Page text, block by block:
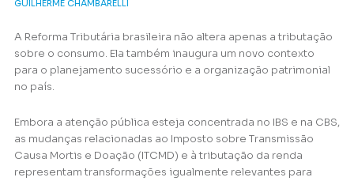
GUILHERME CHAMBARELLI
A Reforma Tributária brasileira não altera apenas a tributação
sobre o consumo. Ela também inaugura um novo contexto
para o planejamento sucessório e a organização patrimonial
no país.
Embora a atenção pública esteja concentrada no IBS e na CBS,
as mudanças relacionadas ao Imposto sobre Transmissão
Causa Mortis e Doação (ITCMD) e à tributação da renda
representam transformações igualmente relevantes para